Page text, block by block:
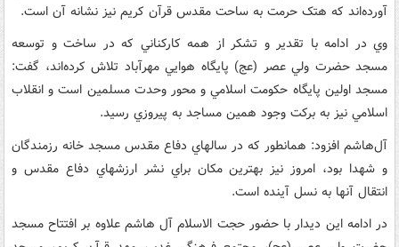
آورده‌اند که هتک حرمت به ساحت مقدس قرآن کريم نيز نشانه آن است.
وي در ادامه با تقدير و تشکر از همه کارکناني که در ساخت و توسعه
مسجد حضرت ولي عصر (عج) پايگاه هوايي مهرآباد تلاش کرده‌اند، گفت:
مسجد اولين پايگاه حکومت اسلامي و محور وحدت مسلمين است و انقلاب
اسلامي نيز به برکت وجود همين مساجد به پيروزي رسيد.
آل‌هاشم افزود: همانطور که در سالهاي دفاع مقدس مسجد خانه رزمندگان
و شهدا بود، امروز نيز بهترين مکان براي نشر ارزشهاي دفاع مقدس و
انتقال آنها به نسل آينده است.
در ادامه اين ديدار با حضور حجت الاسلام آل هاشم علاوه بر افتتاح مسجد